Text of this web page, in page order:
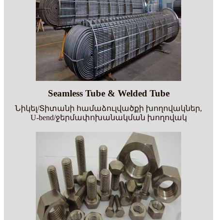
Seamless Tube & Welded Tube
Նիկել/Տիտանի համաձուլվածքի խողովակներ,
U-bend/ջերմափոխանակման խողովակ